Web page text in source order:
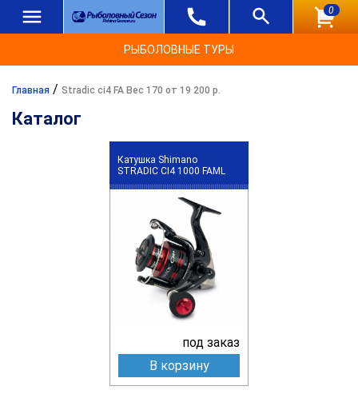
0
РЫБОЛОВНЫЕ ТУРЫ
Главная / Stradic ci4 FA Вес 170 от 19 200 р.
Каталог
Катушка Shimano
STRADIC CI4 1000 FAML
под заказ
В корзину